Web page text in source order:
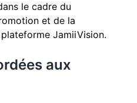
le cadre du
et de la
JamiiVision.
aux